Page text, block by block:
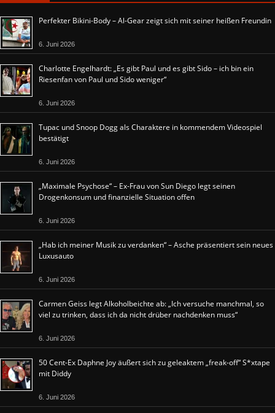
Perfekter Bikini-Body – Al-Gear zeigt sich mit seiner heißen Freundin
6. Juni 2026
Charlotte Engelhardt: „Es gibt Paul und es gibt Sido – ich bin ein
Riesenfan von Paul und Sido weniger“
6. Juni 2026
Tupac und Snoop Dogg als Charaktere in kommendem Videospiel
bestätigt
6. Juni 2026
„Maximale Psychose“ – Ex-Frau von Sun Diego legt seinen
Drogenkonsum und finanzielle Situation offen
6. Juni 2026
„Hab ich meiner Musik zu verdanken“ – Asche präsentiert sein neues
Luxusauto
6. Juni 2026
Carmen Geiss legt Alkoholbeichte ab: „Ich versuche manchmal, so
viel zu trinken, dass ich da nicht drüber nachdenken muss“
6. Juni 2026
50 Cent-Ex Daphne Joy äußert sich zu geleaktem „freak-off“ S*xtape
mit Diddy
6. Juni 2026